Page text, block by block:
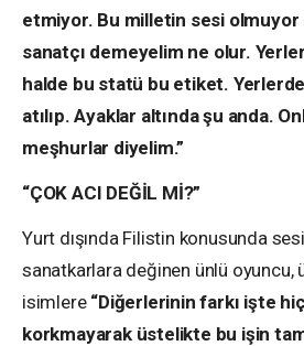
etmiyor. Bu milletin sesi olmuyor
sanatçı demeyelim ne olur.
halde bu statü bu etiket.
atılıp. Ayaklar altında şu anda.
meşhurlar diyelim.”
“ÇOK ACI DEĞİL Mİ?”
Yurt dışında Filistin konusunda
sanatkarlara değinen ünlü oyuncu,
isimlere “Diğerlerinin farkı işte
korkmayarak üstelikte bu işin